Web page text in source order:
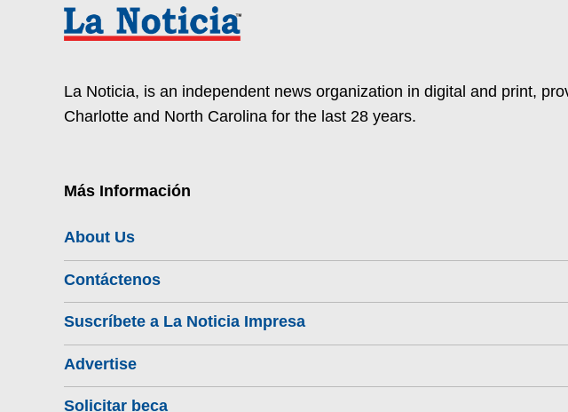
La Noticia, is an independent news organization in digital and print,
Charlotte and North Carolina for the last 28 years.
Más Información
About Us
Contáctenos
Suscríbete a La Noticia Impresa
Advertise
Solicitar beca